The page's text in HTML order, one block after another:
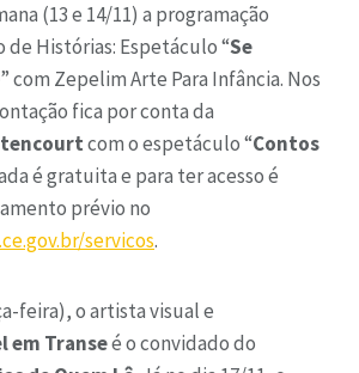
(13 e 14/11) a programação
de Histórias: Espetáculo “Se
” com Zepelim Arte Para Infância. Nos
fica por conta da
com o espetáculo “Contos
é gratuita e para ter acesso é
prévio no
servicos.
feira), o artista visual e
em Transeé o convidado do